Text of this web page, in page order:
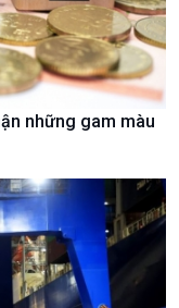
quốc tế
sự kiện quốc tế
& Việt Nam
- Một dải vững
những gam màu